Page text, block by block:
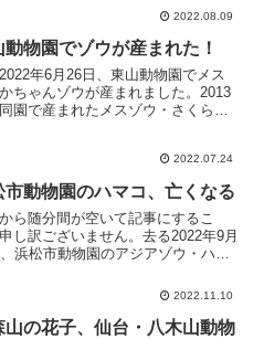
2022.08.09
動物園でゾウが産まれた！
年6月26日、東山動物園でメス
ちゃんゾウが産まれました。2013
園で産まれたメスゾウ・さくらの
東山動物園 元気なアジアゾウの赤
が...
2022.07.24
市動物園のハマコ、亡くなる
ら随分間が空いて記事にするこ
し訳ございません。去る2022年9月
浜松市動物園のアジアゾウ・ハマ
していつでも別れは辛いものです…
2022.11.10
山の花子、仙台・八木山動物